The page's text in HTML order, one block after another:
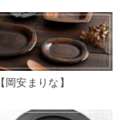
岡安まりな